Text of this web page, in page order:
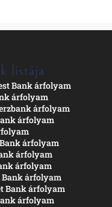
listája
Bank árfolyam
árfolyam
árfolyam
árfolyam
árfolyam
árfolyam
árfolyam
árfolyam
Bank árfolyam
árfolyam